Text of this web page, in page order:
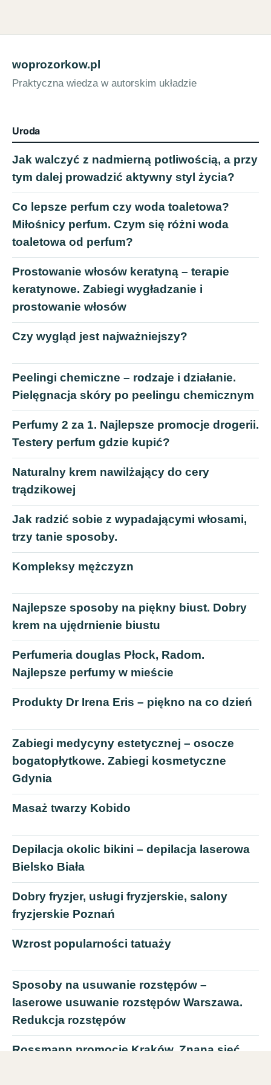
woprozorkow.pl
Praktyczna wiedza w autorskim układzie
Uroda
Jak walczyć z nadmierną potliwością, a przy
tym dalej prowadzić aktywny styl życia?
Co lepsze perfum czy woda toaletowa?
Miłośnicy perfum. Czym się różni woda
toaletowa od perfum?
Prostowanie włosów keratyną – terapie
keratynowe. Zabiegi wygładzanie i
prostowanie włosów
Czy wygląd jest najważniejszy?
Peelingi chemiczne – rodzaje i działanie.
Pielęgnacja skóry po peelingu chemicznym
Perfumy 2 za 1. Najlepsze promocje drogerii.
Testery perfum gdzie kupić?
Naturalny krem nawilżający do cery
trądzikowej
Jak radzić sobie z wypadającymi włosami,
trzy tanie sposoby.
Kompleksy mężczyzn
Najlepsze sposoby na piękny biust. Dobry
krem na ujędrnienie biustu
Perfumeria douglas Płock, Radom.
Najlepsze perfumy w mieście
Produkty Dr Irena Eris – piękno na co dzień
Zabiegi medycyny estetycznej – osocze
bogatopłytkowe. Zabiegi kosmetyczne
Gdynia
Masaż twarzy Kobido
Depilacja okolic bikini – depilacja laserowa
Bielsko Biała
Dobry fryzjer, usługi fryzjerskie, salony
fryzjerskie Poznań
Wzrost popularności tatuaży
Sposoby na usuwanie rozstępów –
laserowe usuwanie rozstępów Warszawa.
Redukcja rozstępów
Rossmann promocje Kraków. Znana sieć